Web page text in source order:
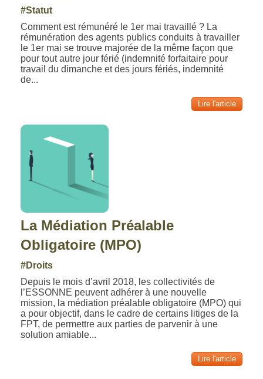
#Statut
Comment est rémunéré le 1er mai travaillé ? La
rémunération des agents publics conduits à travailler
le 1er mai se trouve majorée de la même façon que
pour tout autre jour férié (indemnité forfaitaire pour
travail du dimanche et des jours fériés, indemnité
de...
Lire l'article
La Médiation Préalable
Obligatoire (MPO)
#Droits
Depuis le mois d’avril 2018, les collectivités de
l’ESSONNE peuvent adhérer à une nouvelle
mission, la médiation préalable obligatoire (MPO) qui
a pour objectif, dans le cadre de certains litiges de la
FPT, de permettre aux parties de parvenir à une
solution amiable...
Lire l'article